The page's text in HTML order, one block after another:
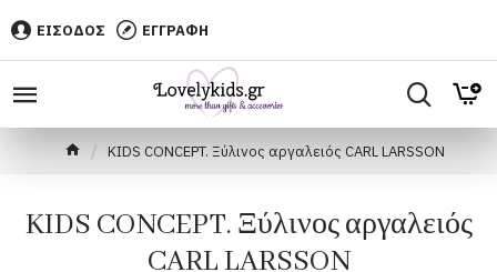
ΕΙΣΟΔΟΣ ΕΓΓΡΑΦΗ
KIDS CONCEPT. Ξύλινος αργαλειός CARL LARSSON
KIDS CONCEPT. Ξύλινος αργαλειός
CARL LARSSON